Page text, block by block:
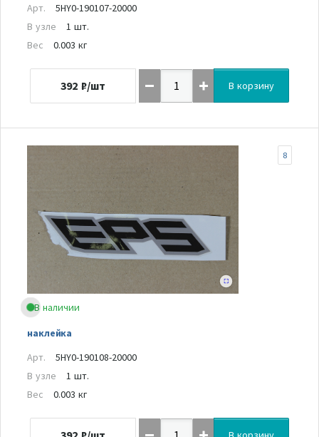
Арт.
5HY0-190107-20000
В узле
1 шт.
Вес
0.003 кг
392 ₽/шт В корзину
В наличии
наклейка
8
Арт.
5HY0-190108-20000
В узле
1 шт.
Вес
0.003 кг